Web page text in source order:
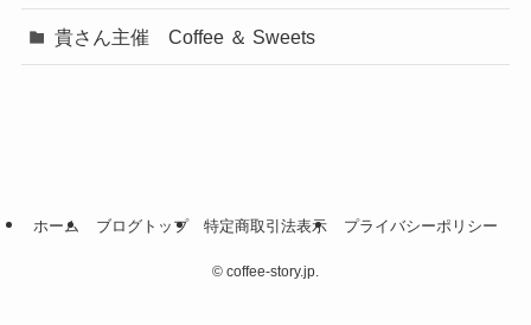
貴さん主催 Coffee ＆ Sweets
ホーム ブログトップ 特定商取引法表示 プライバシーポリシー
© coffee-story.jp.